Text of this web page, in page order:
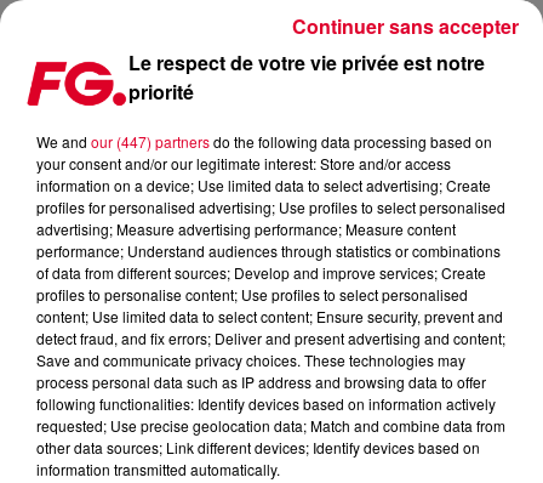
MÉDIAMÉTRIE, LES SUCCÈS TV DE LA SEMAINE DU 25 MARS.
Publié : 29 mars 2019 à 17h00 par Julien Claude Penegry
Vos coups de c-ur TV et écrans de la
semaine du 25 mars scopés par
Médiamétrie.
Le respect de votre vie privée est notre
priorité
We and our (447) partnersdo the following data processing based on
your consent and/or our legitimate interest: Store and/or access
information on a device; Use limited data to select advertising; Create
profiles for personalised advertising; Use profiles to select personalised
advertising; Measure advertising performance; Measure content
performance; Understand audiences through statistics or combinations
of data from different sources; Develop and improve services; Create
profiles to personalise content; Use profiles to select personalised
content; Use limited data to select content; Ensure security, prevent and
detect fraud, and fix errors; Deliver and present advertising and content;
Save and communicate privacy choices. These technologies may
process personal data such as IP address and browsing data to offer
following functionalities: Identify devices based on information actively
requested; Use precise geolocation data; Match and combine data from
other data sources; Link different devices; Identify devices based on
information transmitted automatically.
Continuer sans accepter